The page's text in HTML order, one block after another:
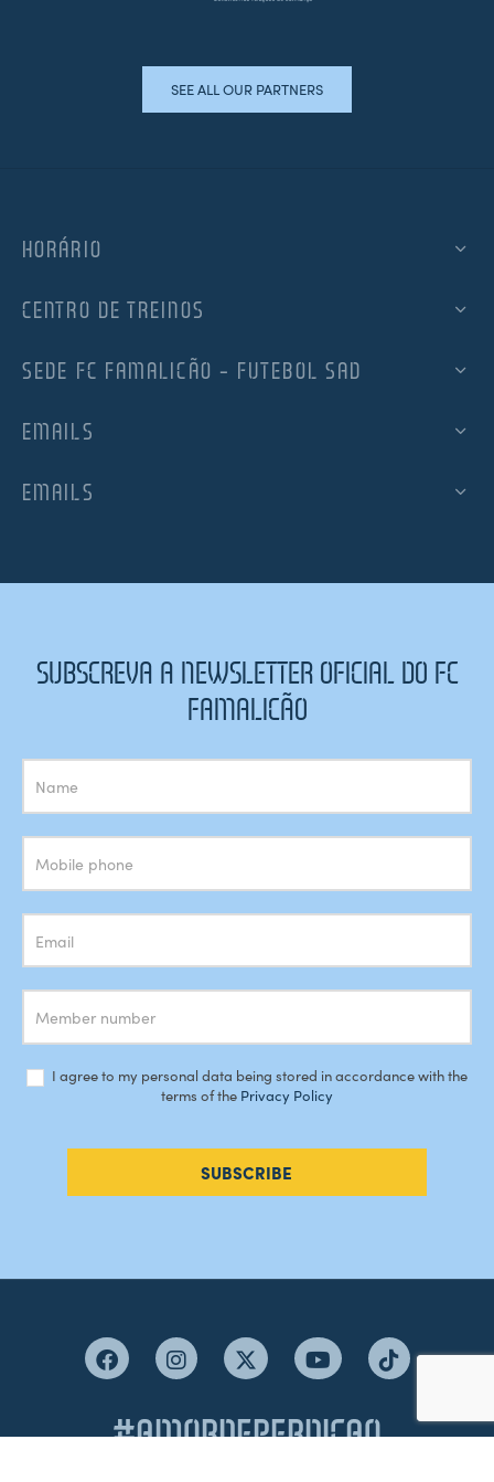
SEE ALL OUR PARTNERS
HORÁRIO
CENTRO DE TREINOS
SEDE FC FAMALICÃO – FUTEBOL SAD
EMAILS
EMAILS
SUBSCREVA A NEWSLETTER OFICIAL DO FC
FAMALICÃO
Subscrição
Newsletter
I agree to my personal data being stored in accordance with the
terms of the Privacy Policy
SUBSCRIBE
#AMORDEPERDICAO